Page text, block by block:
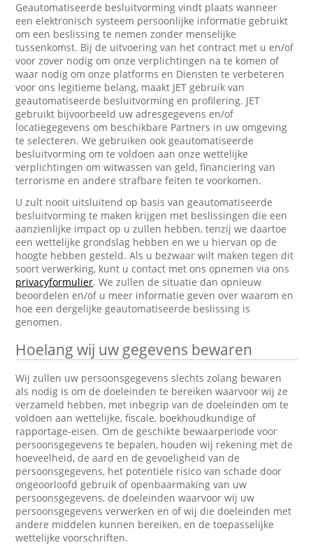
Geautomatiseerde besluitvorming vindt plaats wanneer
een elektronisch systeem persoonlijke informatie gebruikt
om een beslissing te nemen zonder menselijke
tussenkomst. Bij de uitvoering van het contract met u en/of
voor zover nodig om onze verplichtingen na te komen of
waar nodig om onze platforms en Diensten te verbeteren
voor ons legitieme belang, maakt JET gebruik van
geautomatiseerde besluitvorming en profilering. JET
gebruikt bijvoorbeeld uw adresgegevens en/of
locatiegegevens om beschikbare Partners in uw omgeving
te selecteren. We gebruiken ook geautomatiseerde
besluitvorming om te voldoen aan onze wettelijke
verplichtingen om witwassen van geld, financiering van
terrorisme en andere strafbare feiten te voorkomen.
U zult nooit uitsluitend op basis van geautomatiseerde
besluitvorming te maken krijgen met beslissingen die een
aanzienlijke impact op u zullen hebben, tenzij we daartoe
een wettelijke grondslag hebben en we u hiervan op de
hoogte hebben gesteld. Als u bezwaar wilt maken tegen dit
soort verwerking, kunt u contact met ons opnemen via ons
privacyformulier. We zullen de situatie dan opnieuw
beoordelen en/of u meer informatie geven over waarom en
hoe een dergelijke geautomatiseerde beslissing is
genomen.
Hoelang wij uw gegevens bewaren
Wij zullen uw persoonsgegevens slechts zolang bewaren
als nodig is om de doeleinden te bereiken waarvoor wij ze
verzameld hebben, met inbegrip van de doeleinden om te
voldoen aan wettelijke, fiscale, boekhoudkundige of
rapportage-eisen. Om de geschikte bewaarperiode voor
persoonsgegevens te bepalen, houden wij rekening met de
hoeveelheid, de aard en de gevoeligheid van de
persoonsgegevens, het potentiële risico van schade door
ongeoorloofd gebruik of openbaarmaking van uw
persoonsgegevens, de doeleinden waarvoor wij uw
persoonsgegevens verwerken en of wij die doeleinden met
andere middelen kunnen bereiken, en de toepasselijke
wettelijke voorschriften.